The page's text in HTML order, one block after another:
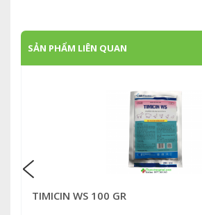
SẢN PHẨM LIÊN QUAN
TIMICIN WS 100 GR